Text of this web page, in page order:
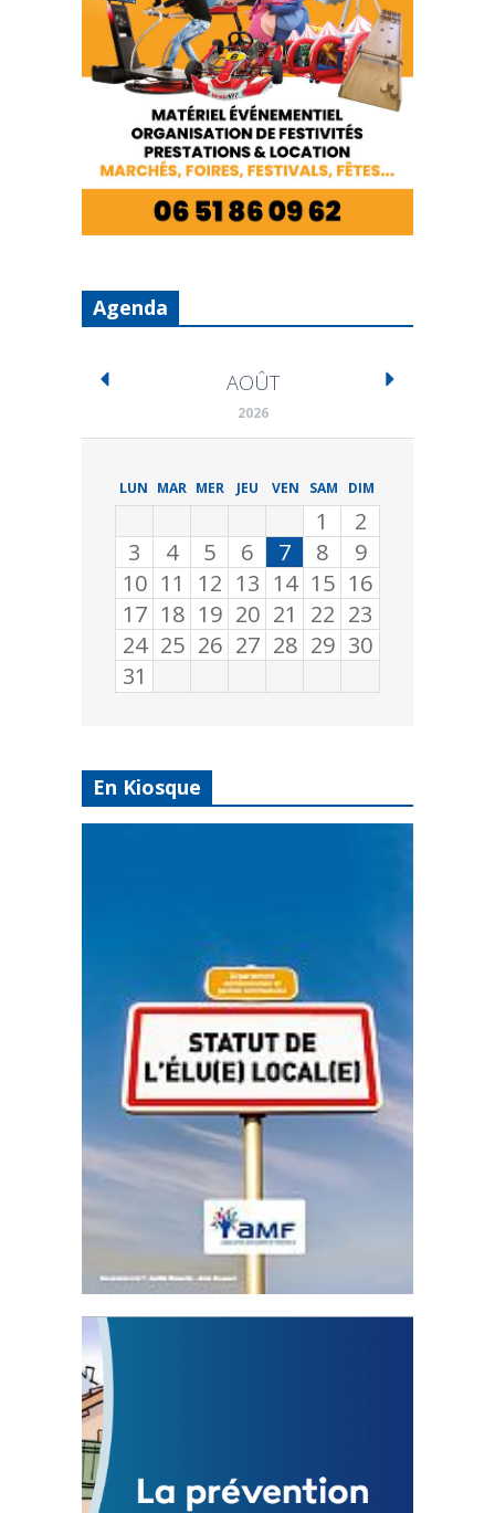
Agenda
AOÛT
2026
LUN MAR MER JEU VEN SAM DIM
1
2
3
4 5 6 7 8
9
10 11 12 13 14 15 16
17 18 19 20 21 22 23
24 25 26 27 28 29 30
31
En Kiosque
Statut de l’élu local
3 avril 2024
Mise à jour avril 2024
FEUILLETER